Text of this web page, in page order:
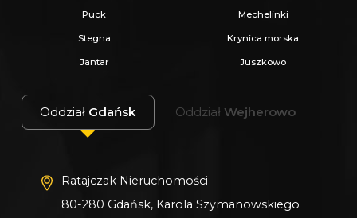
Puck Mechelinki
Stegna Krynica morska
Jantar Juszkowo
Oddział Gdańsk Oddział Wejherowo
Ratajczak Nieruchomości
80-280 Gdańsk, Karola Szymanowskiego